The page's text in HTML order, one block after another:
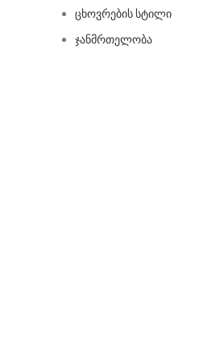
ცხოვრების სტილი
ჯანმრთელობა